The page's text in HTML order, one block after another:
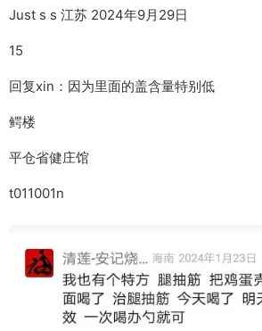
Just s s 江苏 2024年9月29日
15
回复xin：因为里面的盖含量特别低
鳄楼
平仓省健庄馆
t011001n